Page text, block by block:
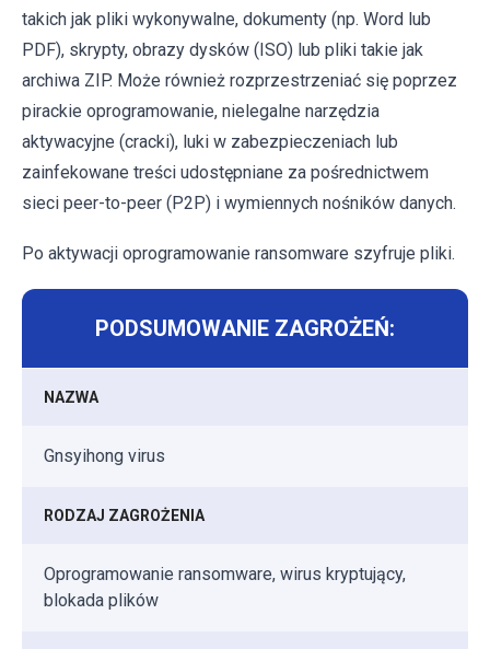
takich jak pliki wykonywalne, dokumenty (np. Word lub
PDF), skrypty, obrazy dysków (ISO) lub pliki takie jak
archiwa ZIP. Może również rozprzestrzeniać się poprzez
pirackie oprogramowanie, nielegalne narzędzia
aktywacyjne (cracki), luki w zabezpieczeniach lub
zainfekowane treści udostępniane za pośrednictwem
sieci peer-to-peer (P2P) i wymiennych nośników danych.
Po aktywacji oprogramowanie ransomware szyfruje pliki.
PODSUMOWANIE ZAGROŻEŃ:
NAZWA
Gnsyihong virus
RODZAJ ZAGROŻENIA
Oprogramowanie ransomware, wirus kryptujący,
blokada plików